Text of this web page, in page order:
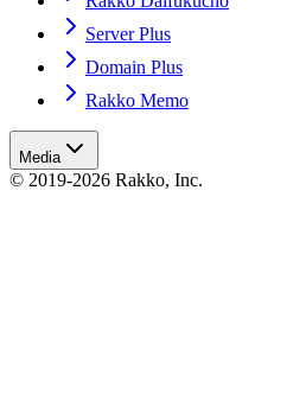
Server Plus
Domain Plus
Rakko Memo
Media
© 2019-2026 Rakko, Inc.